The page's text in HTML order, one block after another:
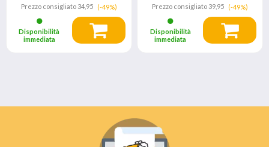
Prezzo consigliato34,95 (-49%)
Disponibilità
immediata
Prezzo consigliato 39,95 (-49%)
Disponibilità
immediata